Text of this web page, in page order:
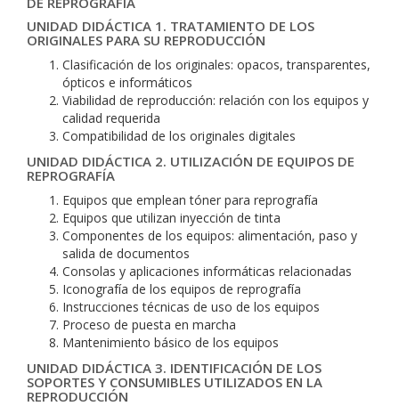
UNIDAD DIDÁCTICA 1. TRATAMIENTO DE LOS
ORIGINALES PARA SU REPRODUCCIÓN
Clasificación de los originales: opacos, transparentes,
ópticos e informáticos
Viabilidad de reproducción: relación con los equipos y
calidad requerida
Compatibilidad de los originales digitales
UNIDAD DIDÁCTICA 2. UTILIZACIÓN DE EQUIPOS DE
REPROGRAFÍA
Equipos que emplean tóner para reprografía
Equipos que utilizan inyección de tinta
Componentes de los equipos: alimentación, paso y
salida de documentos
Consolas y aplicaciones informáticas relacionadas
Iconografía de los equipos de reprografía
Instrucciones técnicas de uso de los equipos
Proceso de puesta en marcha
Mantenimiento básico de los equipos
UNIDAD DIDÁCTICA 3. IDENTIFICACIÓN DE LOS
SOPORTES Y CONSUMIBLES UTILIZADOS EN LA
REPRODUCCIÓN